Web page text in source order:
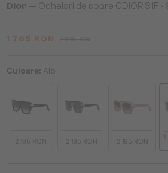
Dior — Ochelari de soare CDIOR S1F
1 765 RON
Culoare: Alb
2 195 RON 2 195 RON 2 195 RON